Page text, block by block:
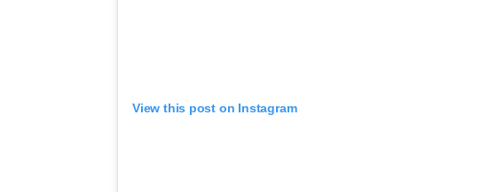
View this post on Instagram